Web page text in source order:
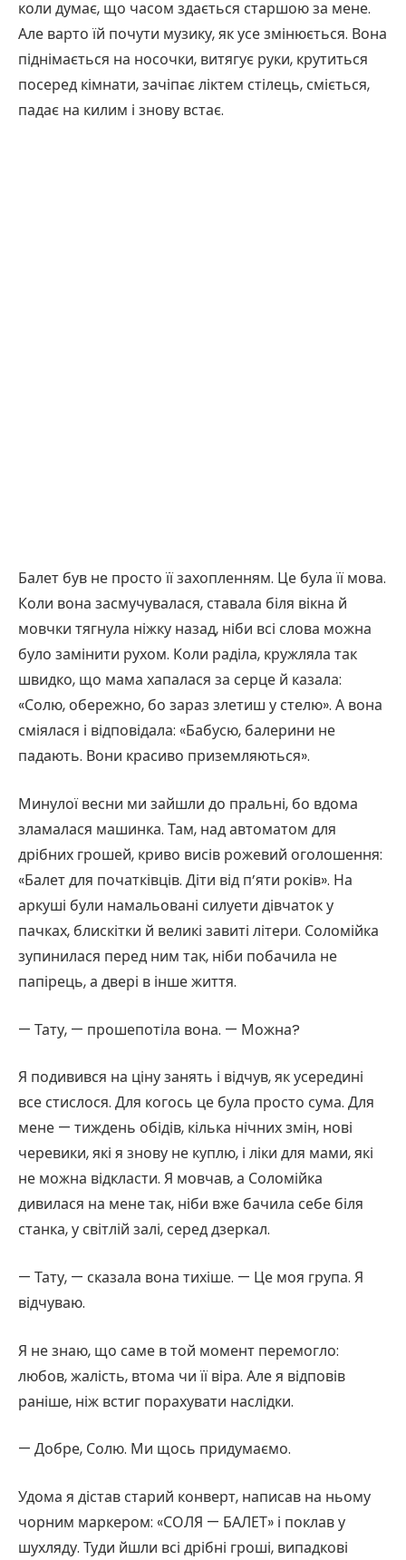
коли думає, що часом здається старшою за мене.
Але варто їй почути музику, як усе змінюється. Вона
піднімається на носочки, витягує руки, крутиться
посеред кімнати, зачіпає ліктем стілець, сміється,
падає на килим і знову встає.
Балет був не просто її захопленням. Це була її мова.
Коли вона засмучувалася, ставала біля вікна й
мовчки тягнула ніжку назад, ніби всі слова можна
було замінити рухом. Коли раділа, кружляла так
швидко, що мама хапалася за серце й казала:
«Солю, обережно, бо зараз злетиш у стелю». А вона
сміялася і відповідала: «Бабусю, балерини не
падають. Вони красиво приземляються».
Минулої весни ми зайшли до пральні, бо вдома
зламалася машинка. Там, над автоматом для
дрібних грошей, криво висів рожевий оголошення:
«Балет для початківців. Діти від п’яти років». На
аркуші були намальовані силуети дівчаток у
пачках, блискітки й великі завиті літери. Соломійка
зупинилася перед ним так, ніби побачила не
папірець, а двері в інше життя.
— Тату, — прошепотіла вона. — Можна?
Я подивився на ціну занять і відчув, як усередині
все стислося. Для когось це була просто сума. Для
мене — тиждень обідів, кілька нічних змін, нові
черевики, які я знову не куплю, і ліки для мами, які
не можна відкласти. Я мовчав, а Соломійка
дивилася на мене так, ніби вже бачила себе біля
станка, у світлій залі, серед дзеркал.
— Тату, — сказала вона тихіше. — Це моя група. Я
відчуваю.
Я не знаю, що саме в той момент перемогло:
любов, жалість, втома чи її віра. Але я відповів
раніше, ніж встиг порахувати наслідки.
— Добре, Солю. Ми щось придумаємо.
Удома я дістав старий конверт, написав на ньому
чорним маркером: «СОЛЯ — БАЛЕТ» і поклав у
шухляду. Туди йшли всі дрібні гроші, випадкові